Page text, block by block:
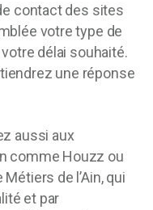
contact des sites
votre type de
délai souhaité.
une réponse
aussi aux
comme Houzz ou
de l’Ain, qui
et par